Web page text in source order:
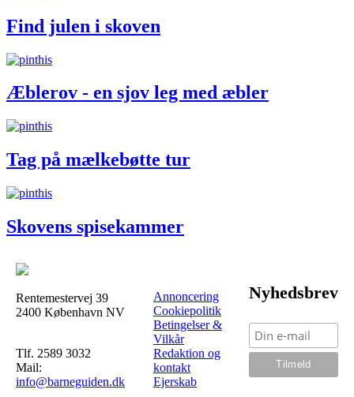
Find julen i skoven
Æblerov - en sjov leg med æbler
Tag på mælkebøtte tur
Skovens spisekammer
Rentemestervej 39
2400 København NV
Tlf. 2589 3032
Mail:
info@barneguiden.dk
Annoncering
Cookiepolitik
Betingelser &
Vilkår
Redaktion og
kontakt
Ejerskab
Nyhedsbrev